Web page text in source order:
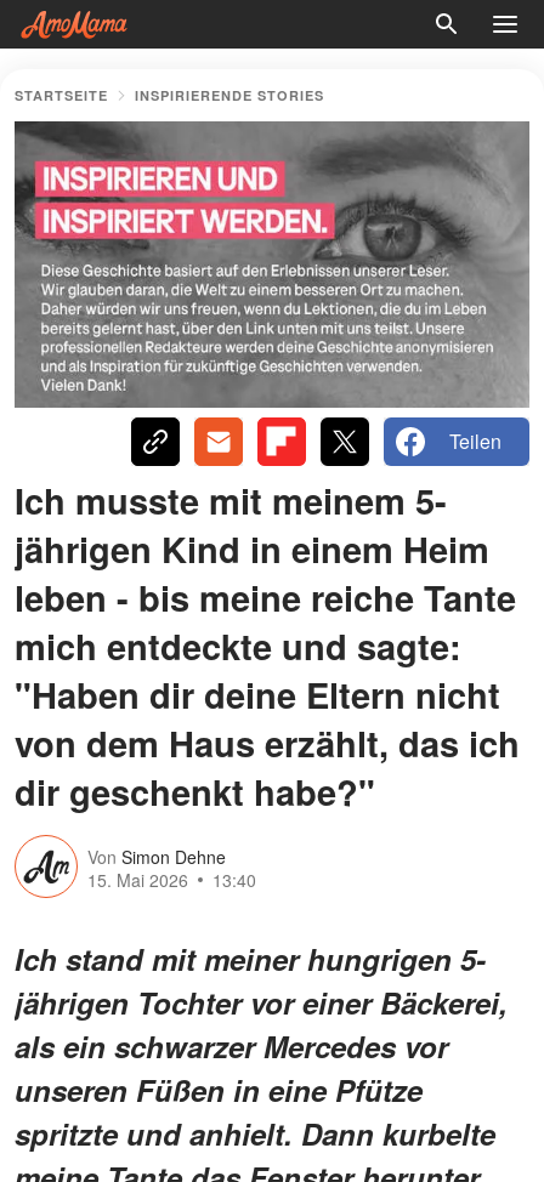
STARTSEITE INSPIRIERENDE STORIES
Teilen
Ich musste mit meinem 5-
jährigen Kind in einem Heim
leben - bis meine reiche Tante
mich entdeckte und sagte:
"Haben dir deine Eltern nicht
von dem Haus erzählt, das ich
dir geschenkt habe?"
Von Simon Dehne
15. Mai 2026
13:40
Ich stand mit meiner hungrigen 5-
jährigen Tochter vor einer Bäckerei,
als ein schwarzer Mercedes vor
unseren Füßen in eine Pfütze
spritzte und anhielt. Dann kurbelte